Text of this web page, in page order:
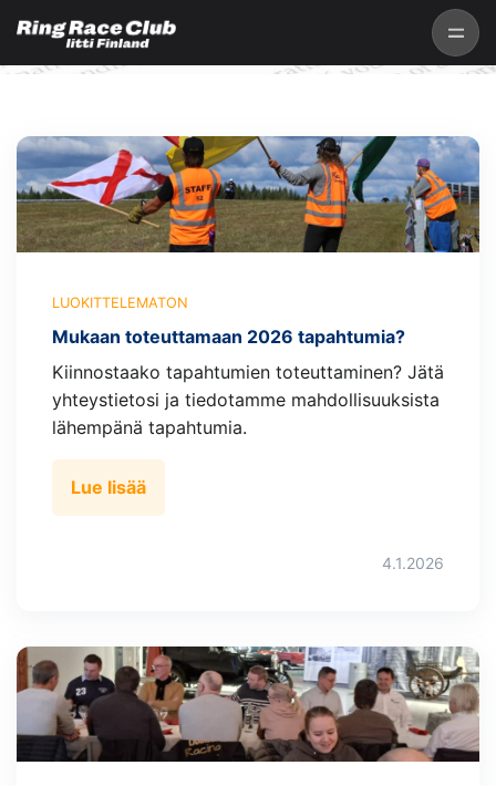
LUOKITTELEMATON
Mukaan toteuttamaan 2026 tapahtumia?
Kiinnostaako tapahtumien toteuttaminen? Jätä
yhteystietosi ja tiedotamme mahdollisuuksista
lähempänä tapahtumia.
Lue lisää
4.1.2026